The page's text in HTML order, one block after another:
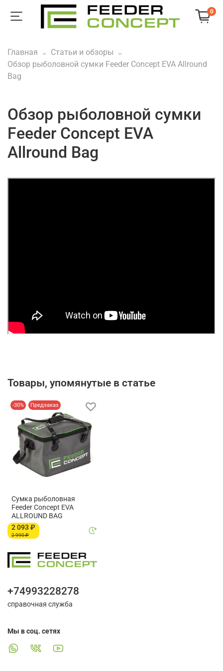
0
Главная
Статьи и обзоры
Обзор рыболовной сумки Feeder Concept EVA Allround
Bag
Обзор рыболовной сумки
Feeder Concept EVA
Allround Bag
Товары, упомянутые в статье
-30% Предзаказ
Сумка рыболовная
Feeder Concept EVA
ALLROUND BAG
2 093 ₽
2 990 ₽
+74993228278
справочная служба
Мы в соц. сетях